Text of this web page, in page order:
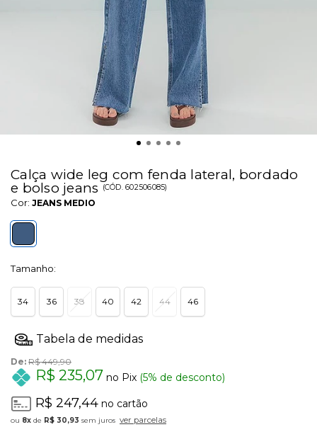
Calça wide leg com fenda lateral, bordado
e bolso jeans
(CÓD. 602506085)
Cor: JEANS MEDIO
Tamanho:
34 36 38 40 42 44 46
De: R$ 449,90
R$ 235,07 no Pix (5% de desconto)
R$ 247,44 no cartão
8x de R$ 30,93 sem juros ver parcelas